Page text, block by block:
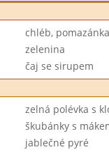
chléb,
zelenina
čaj se sirupem
zelná polévka s
škubánky s
jablečné pyré